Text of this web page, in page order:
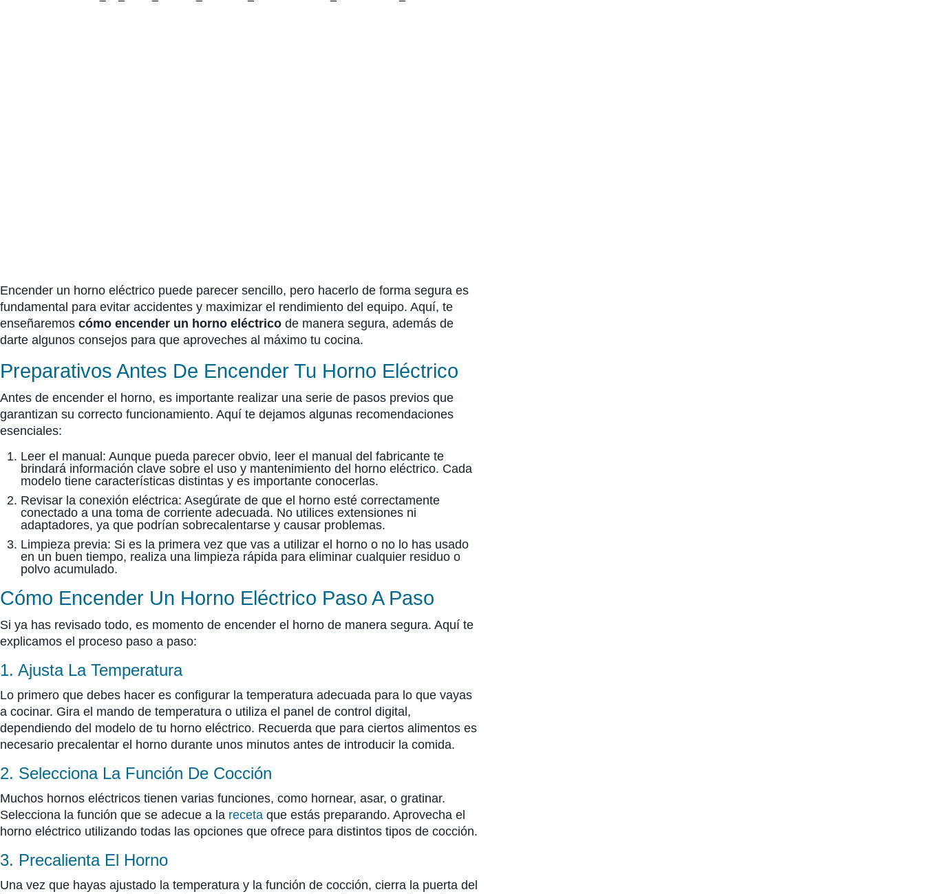
Encender un horno eléctrico puede parecer sencillo, pero hacerlo de forma segura es
fundamental para evitar accidentes y maximizar el rendimiento del equipo. Aquí, te
enseñaremos cómo encender un horno eléctrico de manera segura, además de
darte algunos consejos para que aproveches al máximo tu cocina.
Preparativos Antes De Encender Tu Horno Eléctrico
Antes de encender el horno, es importante realizar una serie de pasos previos que
garantizan su correcto funcionamiento. Aquí te dejamos algunas recomendaciones
esenciales:
Leer el manual: Aunque pueda parecer obvio, leer el manual del fabricante te
brindará información clave sobre el uso y mantenimiento del horno eléctrico. Cada
modelo tiene características distintas y es importante conocerlas.
Revisar la conexión eléctrica: Asegúrate de que el horno esté correctamente
conectado a una toma de corriente adecuada. No utilices extensiones ni
adaptadores, ya que podrían sobrecalentarse y causar problemas.
Limpieza previa: Si es la primera vez que vas a utilizar el horno o no lo has usado
en un buen tiempo, realiza una limpieza rápida para eliminar cualquier residuo o
polvo acumulado.
Cómo Encender Un Horno Eléctrico Paso A Paso
Si ya has revisado todo, es momento de encender el horno de manera segura. Aquí te
explicamos el proceso paso a paso:
1. Ajusta La Temperatura
Lo primero que debes hacer es configurar la temperatura adecuada para lo que vayas
a cocinar. Gira el mando de temperatura o utiliza el panel de control digital,
dependiendo del modelo de tu horno eléctrico. Recuerda que para ciertos alimentos es
necesario precalentar el horno durante unos minutos antes de introducir la comida.
2. Selecciona La Función De Cocción
Muchos hornos eléctricos tienen varias funciones, como hornear, asar, o gratinar.
Selecciona la función que se adecue a la receta que estás preparando. Aprovecha el
horno eléctrico utilizando todas las opciones que ofrece para distintos tipos de cocción.
3. Precalienta El Horno
Una vez que hayas ajustado la temperatura y la función de cocción, cierra la puerta del